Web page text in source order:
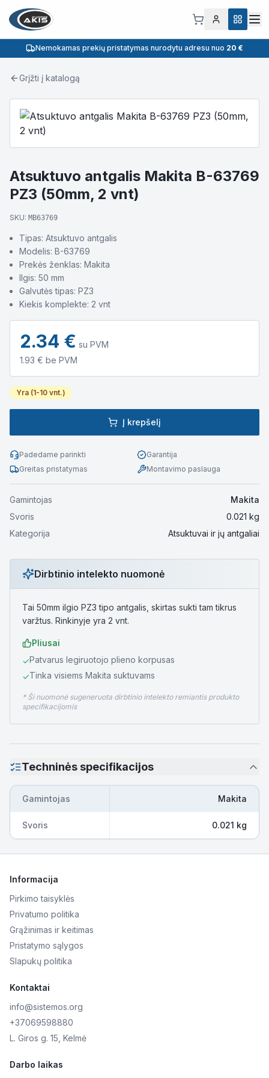
Nemokamas prekių pristatymas nurodytu adresu nuo 20 €
Grįžti į katalogą
Atsuktuvo antgalis Makita B-63769
PZ3 (50mm, 2 vnt)
SKU: MB63769
Tipas: Atsuktuvo antgalis
Modelis: B-63769
Prekės ženklas: Makita
Ilgis: 50 mm
Galvutės tipas: PZ3
Kiekis komplekte: 2 vnt
2.34 € su PVM
1.93 € be PVM
Yra (1-10 vnt.)
Į krepšelį
Padedame parinkti
Garantija
Greitas pristatymas
Montavimo paslauga
Gamintojas
Makita
Svoris
0.021 kg
Kategorija
Atsuktuvai ir jų antgaliai
Dirbtinio intelekto nuomonė
Tai 50mm ilgio PZ3 tipo antgalis, skirtas sukti tam tikrus
varžtus. Rinkinyje yra 2 vnt.
Pliusai
✓Patvarus legiruotojo plieno korpusas
✓Tinka visiems Makita suktuvams
* Ši nuomonė sugeneruota dirbtinio intelekto remiantis produkto
specifikacijomis
Techninės specifikacijos
Gamintojas Makita
Svoris 0.021 kg
Informacija
Pirkimo taisyklės
Privatumo politika
Grąžinimas ir keitimas
Pristatymo sąlygos
Slapukų politika
Kontaktai
info@sistemos.org
+37069598880
L. Giros g. 15, Kelmė
Darbo laikas